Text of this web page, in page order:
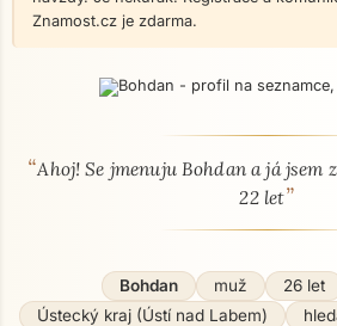
Znamost.cz je zdarma.
O mně - seznamka profil
“Ahoj! Se jmenuju Bohdan a já jsem
22 let”
Bohdan muž 26 let
Ústecký kraj (Ústí nad Labem)